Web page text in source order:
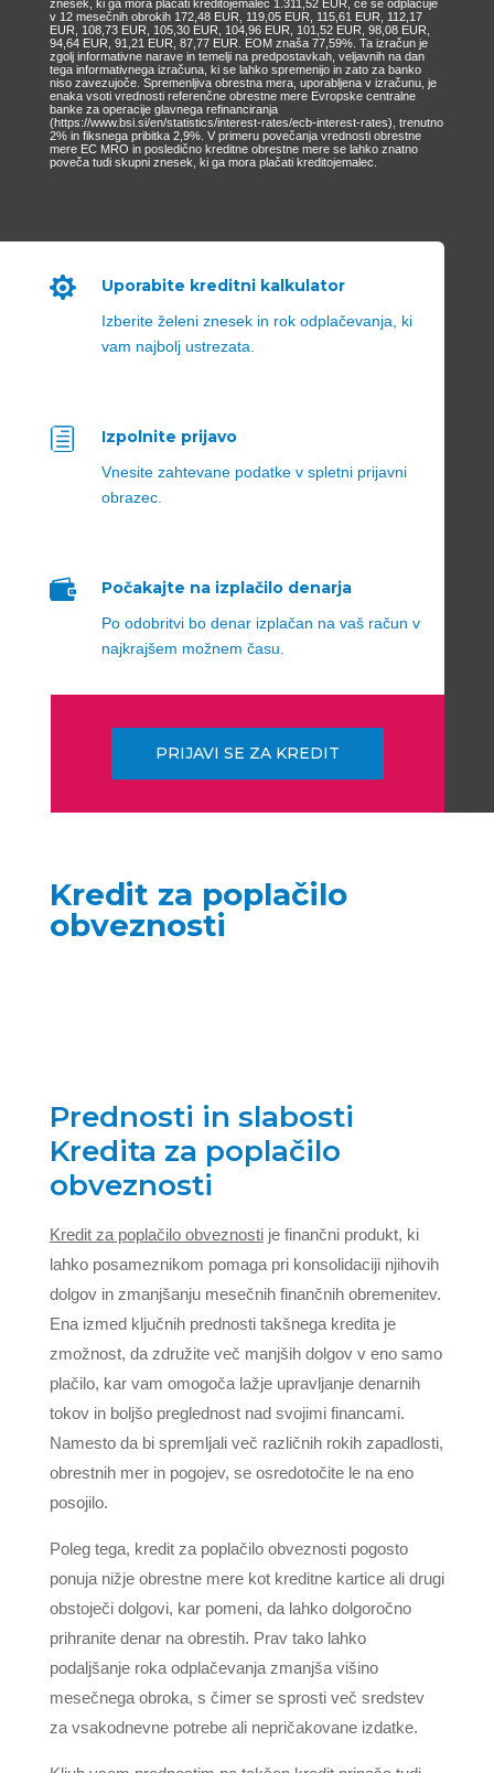
znesek, ki ga mora plačati kreditojemalec 1.311,52 EUR, če se odplačuje
v 12 mesečnih obrokih 172,48 EUR, 119,05 EUR, 115,61 EUR, 112,17
EUR, 108,73 EUR, 105,30 EUR, 104,96 EUR, 101,52 EUR, 98,08 EUR,
94,64 EUR, 91,21 EUR, 87,77 EUR. EOM znaša 77,59%. Ta izračun je
zgolj informativne narave in temelji na predpostavkah, veljavnih na dan
tega informativnega izračuna, ki se lahko spremenijo in zato za banko
niso zavezujoče. Spremenljiva obrestna mera, uporabljena v izračunu, je
enaka vsoti vrednosti referenčne obrestne mere Evropske centralne
banke za operacije glavnega refinanciranja
(https://www.bsi.si/en/statistics/interest-rates/ecb-interest-rates), trenutno
2% in fiksnega pribitka 2,9%. V primeru povečanja vrednosti obrestne
mere EC MRO in posledično kreditne obrestne mere se lahko znatno
poveča tudi skupni znesek, ki ga mora plačati kreditojemalec.
 Uporabite kreditni kalkulator
Izberite želeni znesek in rok odplačevanja, ki
vam najbolj ustrezata.
h Izpolnite prijavo
Vnesite zahtevane podatke v spletni prijavni
obrazec.
 Počakajte na izplačilo denarja
Po odobritvi bo denar izplačan na vaš račun v
najkrajšem možnem času.
PRIJAVI SE ZA KREDIT
Kredit za poplačilo
obveznosti
Prednosti in slabosti
Kredita za poplačilo
obveznosti
Kredit za poplačilo obveznostije finančni produkt, ki
lahko posameznikom pomaga pri konsolidaciji njihovih
dolgov in zmanjšanju mesečnih finančnih obremenitev.
Ena izmed ključnih prednosti takšnega kredita je
zmožnost, da združite več manjših dolgov v eno samo
plačilo, kar vam omogoča lažje upravljanje denarnih
tokov in boljšo preglednost nad svojimi financami.
Namesto da bi spremljali več različnih rokih zapadlosti,
obrestnih mer in pogojev, se osredotočite le na eno
posojilo.
Poleg tega, kredit za poplačilo obveznosti pogosto
ponuja nižje obrestne mere kot kreditne kartice ali drugi
obstoječi dolgovi, kar pomeni, da lahko dolgoročno
prihranite denar na obrestih. Prav tako lahko
podaljšanje roka odplačevanja zmanjša višino
mesečnega obroka, s čimer se sprosti več sredstev
za vsakodnevne potrebe ali nepričakovane izdatke.